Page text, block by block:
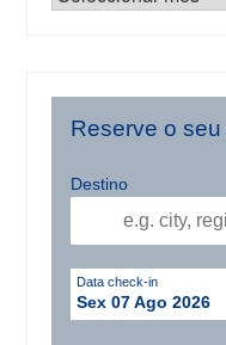
Reserve o
Destino
Data check-in
Sex 07 Ago 2026